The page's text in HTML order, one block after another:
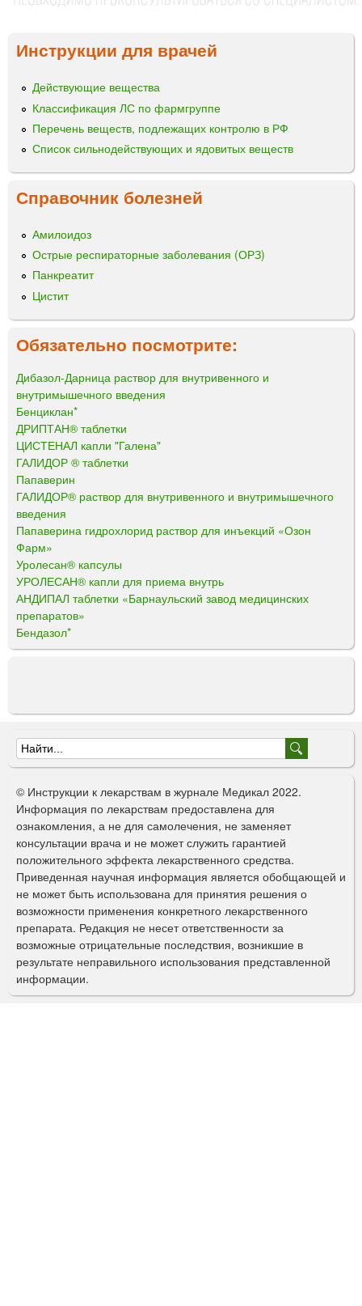
Инструкции для врачей
Действующие вещества
Классификация ЛС по фармгруппе
Перечень веществ, подлежащих контролю в РФ
Список сильнодействующих и ядовитых веществ
Справочник болезней
Амилоидоз
Острые респираторные заболевания (ОРЗ)
Панкреатит
Цистит
Обязательно посмотрите:
Дибазол-Дарница раствор для внутривенного и
внутримышечного введения
Бенциклан*
ДРИПТАН® таблетки
ЦИСТЕНАЛ капли "Галена"
ГАЛИДОР ® таблетки
Папаверин
ГАЛИДОР® раствор для внутривенного и внутримышечного
введения
Папаверина гидрохлорид раствор для инъекций «Озон
Фарм»
Уролесан® капсулы
УРОЛЕСАН® капли для приема внутрь
АНДИПАЛ таблетки «Барнаульский завод медицинских
препаратов»
Бендазол*
Ф
о
р
м
а
п
о
и
с
к
© Инструкции к лекарствам в журнале Медикал 2022.
Информация по лекарствам предоставлена для
ознакомления, а не для самолечения, не заменяет
консультации врача и не может служить гарантией
положительного эффекта лекарственного средства.
Приведенная научная информация является обобщающей и
не может быть использована для принятия решения о
возможности применения конкретного лекарственного
препарата. Редакция не несет ответственности за
возможные отрицательные последствия, возникшие в
результате неправильного использования представленной
информации.